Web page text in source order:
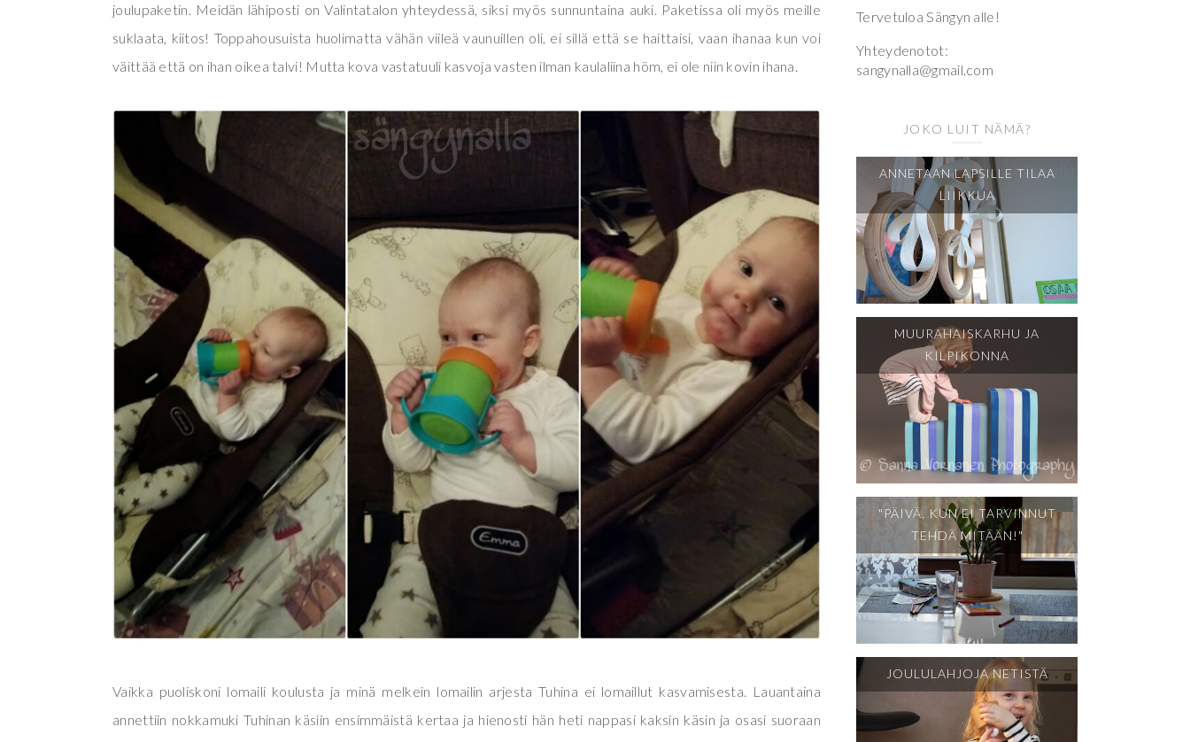
joulupaketin. Meidän lähiposti on Valintatalon yhteydessä, siksi myös sunnuntaina auki. Paketissa oli myös meille
suklaata, kiitos! Toppahousuista huolimatta vähän viileä vaunuillen oli, ei sillä että se haittaisi, vaan ihanaa kun voi
väittää että on ihan oikea talvi! Mutta kova vastatuuli kasvoja vasten ilman kaulaliina höm, ei ole niin kovin ihana.
Vaikka puoliskoni lomaili koulusta ja minä melkein lomailin arjesta Tuhina ei lomaillut kasvamisesta. Lauantaina
annettiin nokkamuki Tuhinan käsiin ensimmäistä kertaa ja hienosti hän heti nappasi kaksin käsin ja osasi suoraan
Tervetuloa Sängyn alle!
Yhteydenotot:
sangynalla@gmail.com
JOKO LUIT NÄMÄ?
ANNETAAN LAPSILLE TILAA
LIIKKUA
MUURAHAISKARHU JA
KILPIKONNA
"PÄIVÄ, KUN EI TARVINNUT
TEHDÄ MITÄÄN!"
JOULULAHJOJA NETISTÄ